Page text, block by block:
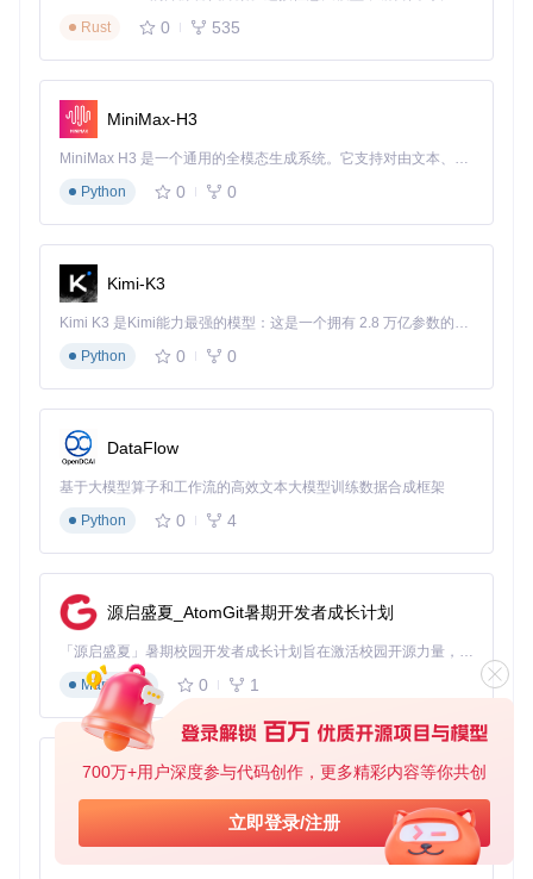
700万+用户深度参与代码创作，更多精彩内容等你共创
立即登录/注册
图，首次加载可能需要几分钟
教育教学视频创作
痛点：需要突出重点内容，添加文字注释和教学标记
方案：
画中画效果
：添加多个视频轨道，实现教师讲解与PPT内
容同时展示
标注工具：使用"Effects"面板中的"Draw"效果添加箭头、
矩形等标注
速度调整：右键点击视频片段，选择"Time"→"Slow"创建
慢动作演示
💡
步显示
社交媒体内容制作
痛点：需要适配不同平台的尺寸要求，快速添加流行元素
方案：
Tube(16:9)）
滤镜应用：从"Effects"面板添加"Vintage"或"Teal & Orang
e"色彩滤镜
动态文字：使用"Animated Titles"模板创建滚动字幕或打
字效果
导出优化：选择"MP4 (h.264)"格式，质量设为"Mediu
m"平衡文件大小和清晰度
技巧：使用快捷键Ctrl+R快速渲染预览，节省反复导出的时
幕后解析：视频编辑的工作原理
Rust
0 535
MiniMax-H3
MiniMax H3 是一个通用的全模态生成系统。它支持对由文本、图像、视频和音频组成的多模态上下文进行统一理解，并能生成分辨率高达 2K、时长可达 15 秒的带原生立体声音频的视频。得益于面向任务泛化的系统设计，H3 在预训练阶段就已具备广泛的多模态上下文理解与生成能力，能够出色地执行复杂的多模态指令。
Python
0 0
Kimi-K3
Kimi K3 是Kimi能力最强的模型：这是一个拥有 2.8 万亿参数的混合专家（MoE）模型，具备原生视觉理解能力，并支持 100 万 token 的上下文窗口。
Python
0 0
DataFlow
基于大模型算子和工作流的高效文本大模型训练数据合成框架
Python
0 4
源启盛夏_AtomGit暑期开发者成长计划
「源启盛夏」暑期校园开发者成长计划旨在激活校园开源力量，通过积分激励、认证扶持、资源倾斜等形式，引导高校组织和开发者完成「入驻 — 建项目 — 做贡献 — 获认证 — 得资源」的完整闭环。无论你是想带领社团入驻平台的组织者，还是希望用代码贡献证明自己的开发者，都能在这里找到属于你的成长路径。
Markdown
0 1
py-xiaozhi
基于Python的Xiaozhi AI，适用于想要完整Xiaozhi体验而无需拥有专用硬件的用户。
Python
0 1